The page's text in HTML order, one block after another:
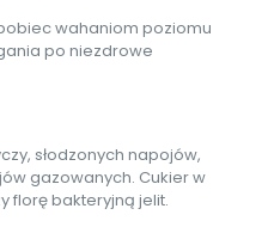
wahaniom poziomu
po niezdrowe
słodzonych napojów,
gazowanych. Cukier w
florę bakteryjną jelit.